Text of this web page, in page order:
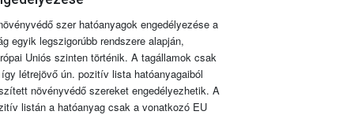
szer hatóanyagok engedélyezése a
egyik legszigorúbb rendszere alapján,
Uniós szinten történik. A tagállamok csak
létrejövő ún. pozitív lista hatóanyagaiból
növényvédő szereket engedélyezhetik. A
listán a hatóanyag csak a vonatkozó EU